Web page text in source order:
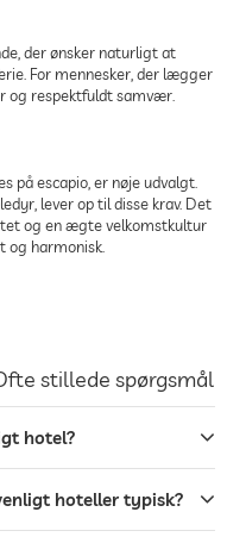
der ønsker naturligt at
For mennesker, der lægger
og respektfuldt samvær.
på escapio, er nøje udvalgt.
lever op til disse krav. Det
og en ægte velkomstkultur
og harmonisk.
stillede spørgsmål
hotel?
hoteller typisk?